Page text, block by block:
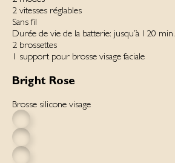
2 vitesses réglables
Sans fil‌
Durée de vie de la batterie: jusqu’à 120 min.
2 brossettes
1 support pour brosse visage faciale
Bright Rose
Brosse silicone visage